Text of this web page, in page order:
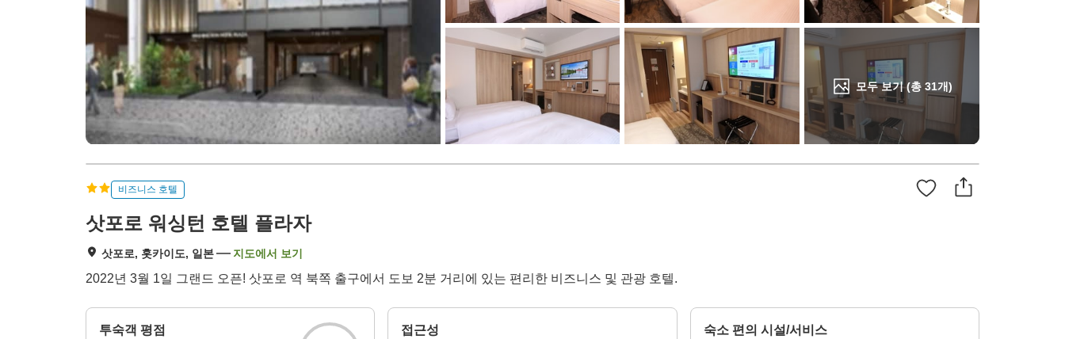
a
h
모두 보기 (총 31개)
비즈니스 호텔
삿포로 워싱턴 호텔 플라자
삿포로, 홋카이도, 일본 지도에서 보기
2022년 3월 1일 그랜드 오픈! 삿포로 역 북쪽 출구에서 도보 2분 거리에 있는 편리한 비즈니스 및 관광 호텔.
투숙객 평점 접근성 숙소 편의 시설/서비스